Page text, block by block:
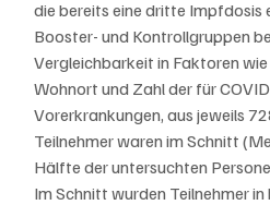
die bereits eine dritte Impfdosis
Booster- und Kontrollgruppen
Vergleichbarkeit in Faktoren wie
Wohnort und Zahl der für
Vorerkrankungen, aus jeweils
Teilnehmer waren im Schnitt
Hälfte der untersuchten
Im Schnitt wurden Teilnehmer